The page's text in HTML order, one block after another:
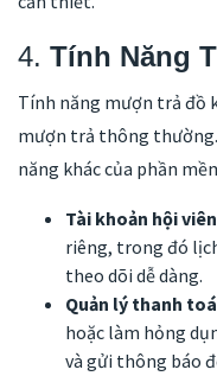
4. Tính Năng
Tính năng mượn trả đồ
mượn trả thông
năng khác của phần
Tài khoản hội viên
riêng, trong đó
theo dõi dễ dàng.
Quản lý thanh
hoặc làm hỏng
và gửi thông báo